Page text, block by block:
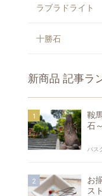
ラブラドライト
十勝石
新商品 記事ラ
鞍
石～
パス
お
ス